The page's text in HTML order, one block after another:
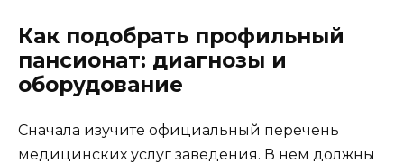
Как подобрать профильный
пансионат: диагнозы и
оборудование
Сначала изучите официальный перечень
медицинских услуг заведения. В нем должны